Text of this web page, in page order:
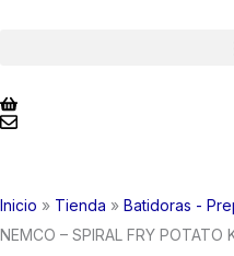
Inicio » Tienda » Batidoras -
NEMCO – SPIRAL FRY